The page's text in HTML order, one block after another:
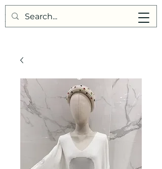
Points de Suture